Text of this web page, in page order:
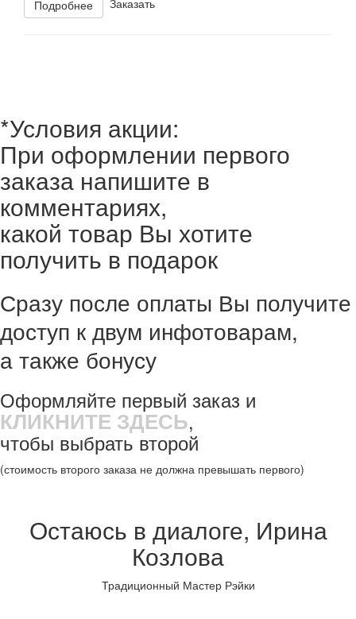
Подробнее
*Условия акции:
При оформлении первого
заказа напишите в
комментариях,
какой товар Вы хотите
получить в подарок
Сразу после оплаты Вы получите
доступ к двум инфотоварам,
а также бонусу
Оформляйте первый заказ и
КЛИКНИТЕ ЗДЕСЬ,
чтобы выбрать второй
(стоимость второго заказа не должна превышать первого)
Остаюсь в диалоге, Ирина
Козлова
Традиционный Мастер Рэйки